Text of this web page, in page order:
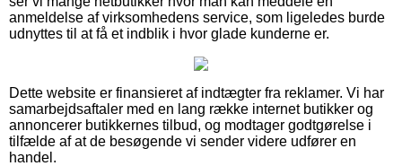
anmeldelse af virksomhedens service, som ligeledes burde
udnyttes til at få et indblik i hvor glade kunderne er.
Dette website er finansieret af indtægter fra reklamer. Vi har
samarbejdsaftaler med en lang række internet butikker og
annoncerer butikkernes tilbud, og modtager godtgørelse i
tilfælde af at de besøgende vi sender videre udfører en
handel.